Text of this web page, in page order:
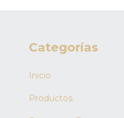
Categorías
Inicio
Productos